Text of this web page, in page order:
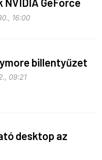
GeForce
GPU-val
16:00
billentyűzet
09:21
desktop az